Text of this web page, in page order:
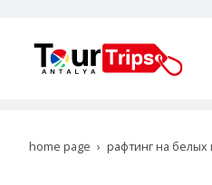
home page рафтинг на белых